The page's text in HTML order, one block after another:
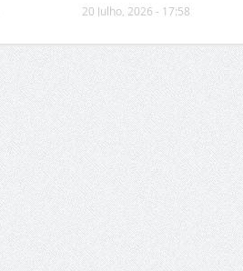
20 Julho, 2026 - 17:58